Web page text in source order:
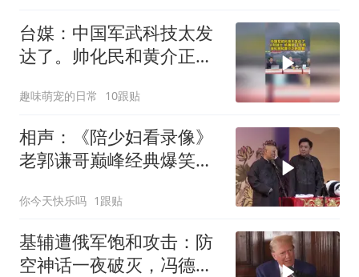
台媒：中国军武科技太发
达了。帅化民和黄介正的
趣味萌宠的日常 10跟贴
相声：《陪少妇看录像》
老郭谦哥巅峰经典爆笑相
你今天快乐吗 1跟贴
基辅遭俄军饱和攻击：防
空神话一夜破灭，冯德莱